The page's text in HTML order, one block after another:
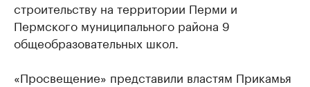
строительству на территории Перми и
Пермского муниципального района 9
общеобразовательных школ.
«Просвещение» представили властям Прикамья